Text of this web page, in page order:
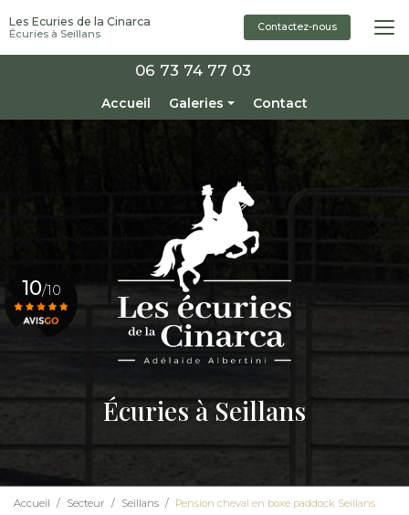
au
contenu
principal
06 73 74 77 03
Navigation secondaire
Accueil Galeries
Enseignement / Stage
Chevaux à vendre
Contact
Les Ecuries de la Cinarca
Écuries à Seillans Contactez-nous
Écuries à Seillans
10/10
Accueil Secteur Seillans Pension cheval en boxe paddock Seillans